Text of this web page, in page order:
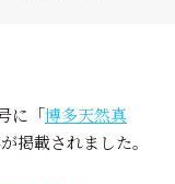
に「博多天然真
掲載されました。